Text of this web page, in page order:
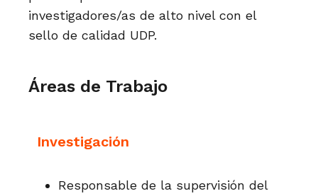
investigadores/as de alto nivel con el
sello de calidad UDP.
Áreas de Trabajo
Investigación
Responsable de la supervisión del